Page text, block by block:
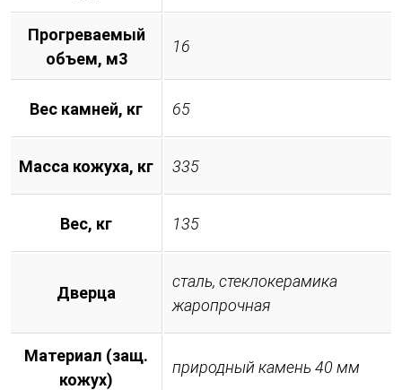
Прогреваемый
объем, м3
16
Вес камней, кг 65
Масса кожуха, кг 335
Вес, кг 135
Дверца
сталь, стеклокерамика
жаропрочная
Материал (защ.
кожух)
природный камень 40 мм